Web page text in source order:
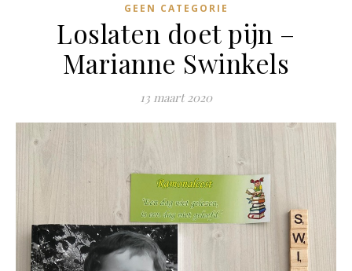
GEEN CATEGORIE
Loslaten doet pijn –
Marianne Swinkels
13 maart 2020